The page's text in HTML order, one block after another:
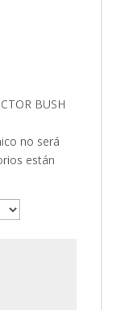
BUSH
no será
están